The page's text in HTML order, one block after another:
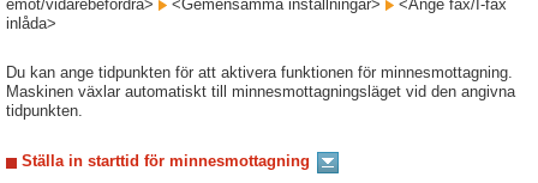
emot/vidarebefordra>
<Gemensamma inställningar>
<Ange fax/I-fax
inlåda>
Du kan ange tidpunkten för att aktivera funktionen för minnesmottagning.
Maskinen växlar automatiskt till minnesmottagningsläget vid den angivna
tidpunkten.
Ställa in starttid för minnesmottagning